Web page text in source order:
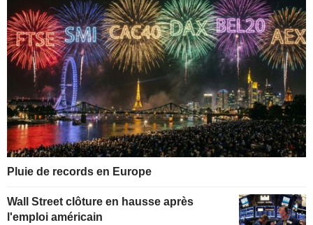
Pluie de records en Europe
Wall Street clôture en hausse après
l'emploi américain